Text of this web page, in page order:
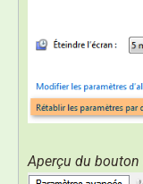
Aperçu du bouton